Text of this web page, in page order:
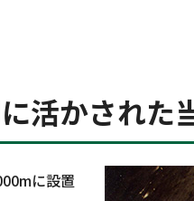
活かされた
に設置